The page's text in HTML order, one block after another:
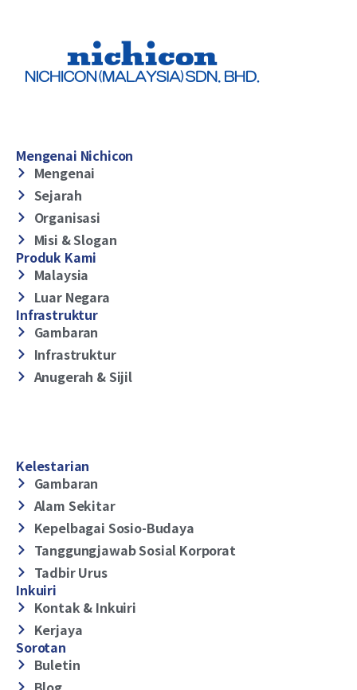
Mengenai Nichicon
Mengenai
Sejarah
Organisasi
Misi & Slogan
Produk Kami
Malaysia
Luar Negara
Infrastruktur
Gambaran
Infrastruktur
Anugerah & Sijil
Kelestarian
Gambaran
Alam Sekitar
Kepelbagai Sosio-Budaya
Tanggungjawab Sosial Korporat
Tadbir Urus
Inkuiri
Kontak & Inkuiri
Kerjaya
Sorotan
Buletin